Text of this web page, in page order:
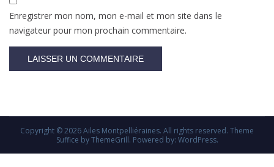
Enregistrer mon nom, mon e-mail et mon site dans le
navigateur pour mon prochain commentaire.
Copyright © 2026Ailes Montpelliéraines. All rights reserved. Theme
Suffice by ThemeGrill. Powered by: WordPress.